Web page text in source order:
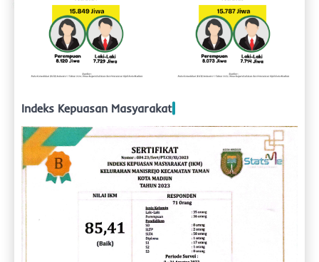
Indeks Kepuasan Masyarakat